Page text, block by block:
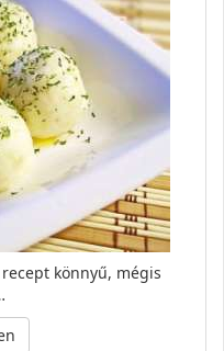
könnyű, mégis